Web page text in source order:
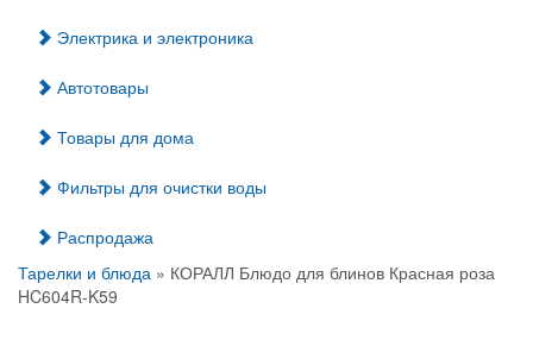
Электрика и электроника
Автотовары
Товары для дома
Фильтры для очистки воды
Распродажа
Тарелки и блюда » КОРАЛЛ Блюдо для блинов Красная роза
HC604R-K59